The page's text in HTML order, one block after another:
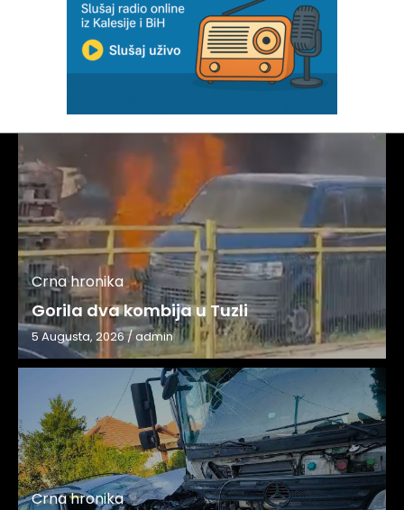
Crna hronika
Gorila dva kombija u Tuzli
5 Augusta, 2026/admin
Crna hronika